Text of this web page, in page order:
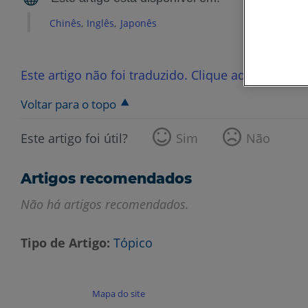
Chinês Inglês Japonês
Este artigo não foi traduzido. Clique aqui para
Voltar para o topo
Este artigo foi útil? Sim Não
Artigos recomendados
Não há artigos recomendados.
Tipo de Artigo Tópico
Mapa do site